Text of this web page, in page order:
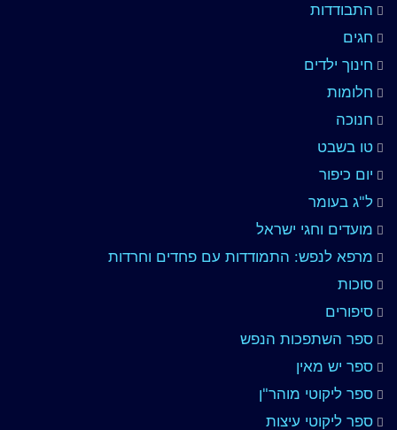
התבודדות
חגים
חינוך ילדים
חלומות
חנוכה
טו בשבט
יום כיפור
ל"ג בעומר
מועדים וחגי ישראל
מרפא לנפש: התמודדות עם פחדים וחרדות
סוכות
סיפורים
ספר השתפכות הנפש
ספר יש מאין
ספר ליקוטי מוהר"ן
ספר ליקוטי עיצות